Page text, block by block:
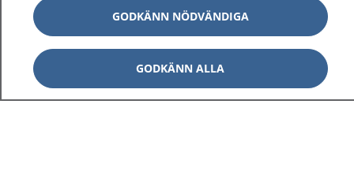
sjukdomar och vilka mottagningar du kan kontakta.
Logga in för att läsa din journal och göra dina
vårdärenden. Ring telefonnummer 1177 för
sjukvårdsrådgivning dygnet runt.
1177 ger dig råd när du vill må bättre.
GODKÄNN NÖDVÄNDIGA
GODKÄNN ALLA